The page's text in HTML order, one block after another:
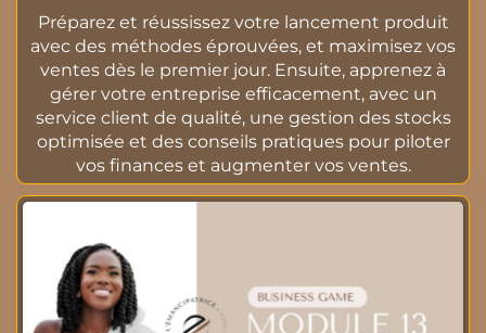
Préparez et réussissez votre lancement produit
avec des méthodes éprouvées, et maximisez vos
ventes dès le premier jour. Ensuite, apprenez à
gérer votre entreprise efficacement, avec un
service client de qualité, une gestion des stocks
optimisée et des conseils pratiques pour piloter
vos finances et augmenter vos ventes.